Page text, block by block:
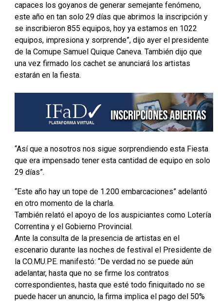
capaces los goyanos de generar semejante fenómeno,
este año en tan solo 29 días que abrimos la inscripción y
se inscribieron 855 equipos, hoy ya estamos en 1022
equipos, impresiona y sorprende”, dijo ayer el presidente
de la Comupe Samuel Quique Caneva. También dijo que
una vez firmado los cachet se anunciará los artistas
estarán en la fiesta.
“Así que a nosotros nos sigue sorprendiendo esta Fiesta
que era impensado tener esta cantidad de equipo en solo
29 días”.
“Este año hay un tope de 1.200 embarcaciones” adelantó
en otro momento de la charla.
También relató el apoyo de los auspiciantes como Lotería
Correntina y el Gobierno Provincial.
Ante la consulta de la presencia de artistas en el
escenario durante las noches de festival el Presidente de
la CO.MU.PE. manifestó: “De verdad no se puede aún
adelantar, hasta que no se firme los contratos
correspondientes, hasta que esté todo finiquitado no se
puede hacer un anuncio, la firma implica el pago del 50%